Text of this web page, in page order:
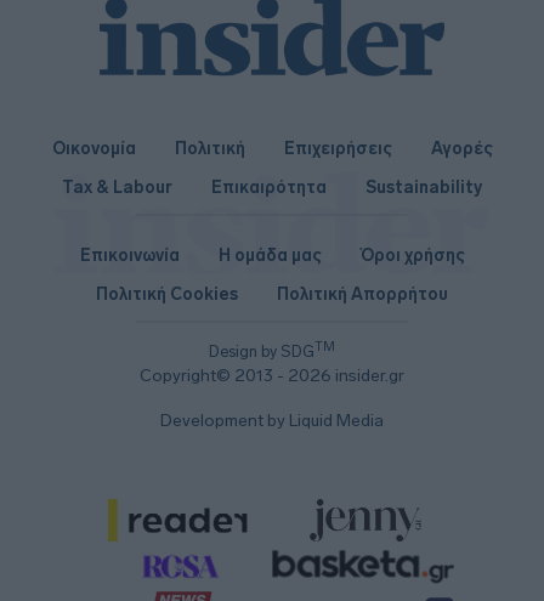
Οικονομία Πολιτική Επιχειρήσεις
Αγορές
Tax & Labour
Επικαιρότητα Sustainability
Design by SDGTM
Copyright© 2013 - 2026 insider.gr
Επικοινωνία Η ομάδα μας
Όροι χρήσης
Πολιτική Cookies
Πολιτική Απορρήτου
Development by Liquid Media